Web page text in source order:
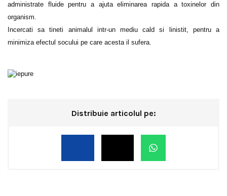
administrate fluide pentru a ajuta eliminarea rapida a toxinelor din
organism.
Incercati sa tineti animalul intr-un mediu cald si linistit, pentru a
minimiza efectul socului pe care acesta il sufera.
Distribuie articolul pe: